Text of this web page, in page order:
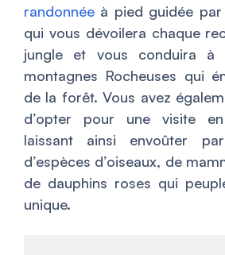
randonnée à pied guidée
qui vous dévoilera chaque
jungle et vous conduira à
montagnes Rocheuses qui
de la forêt. Vous avez
d’opter pour une visite
laissant ainsi envoûter
d’espèces d’oiseaux, de
de dauphins roses qui
unique.